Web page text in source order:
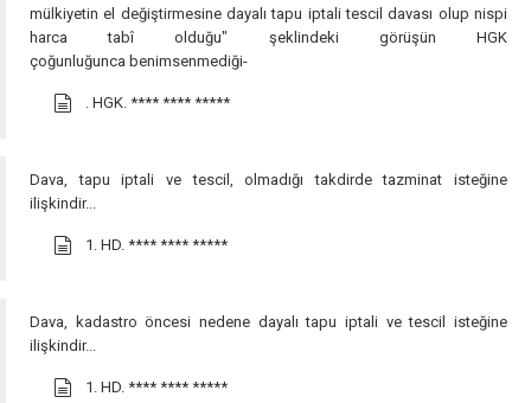
mülkiyetin el değiştirmesine dayalı tapu iptali tescil davası olup nispi
harca tabî olduğu" şeklindeki görüşün HGK
çoğunluğunca benimsenmediği-
. HGK. **** **** *****
Dava, tapu iptali ve tescil, olmadığı takdirde tazminat isteğine
ilişkindir...
1. HD. **** **** *****
Dava, kadastro öncesi nedene dayalı tapu iptali ve tescil isteğine
ilişkindir...
1. HD. **** **** *****